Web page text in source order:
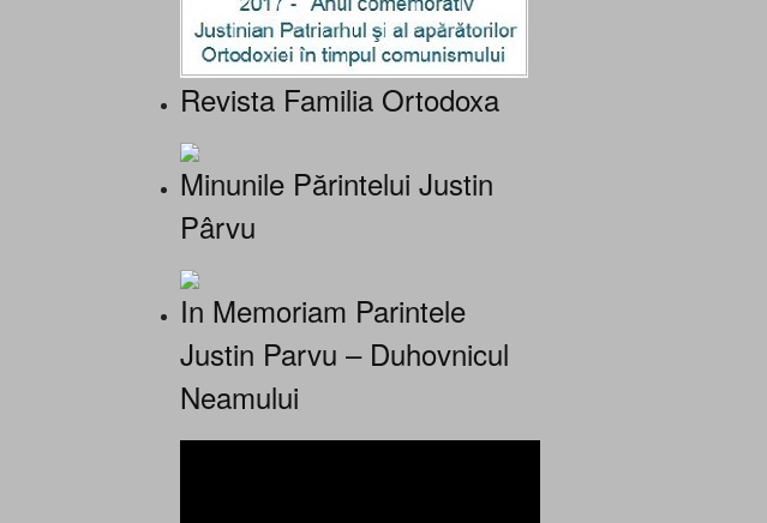
Revista Familia Ortodoxa
Minunile Părintelui Justin
Pârvu
In Memoriam Parintele
Justin Parvu – Duhovnicul
Neamului